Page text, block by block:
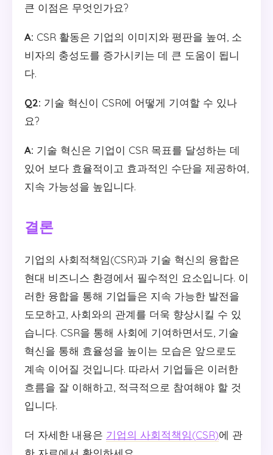
큰 이점은 무엇인가요?
A: CSR 활동은 기업의 이미지와 평판을 높여, 소
비자의 충성도를 증가시키는 데 큰 도움이 됩니
다.
Q2: 기술 혁신이 CSR에 어떻게 기여할 수 있나
요?
A: 기술 혁신은 기업이 CSR 목표를 달성하는 데
있어 보다 효율적이고 효과적인 수단을 제공하여,
지속 가능성을 높입니다.
결론
기업의 사회적책임(CSR)과 기술 혁신의 융합은
현대 비즈니스 환경에서 필수적인 요소입니다. 이
러한 융합을 통해 기업들은 지속 가능한 발전을
도모하고, 사회와의 관계를 더욱 향상시킬 수 있
습니다. CSR을 통해 사회에 기여하면서도, 기술
혁신을 통해 효율성을 높이는 모습은 앞으로도
계속 이어질 것입니다. 따라서 기업들은 이러한
흐름을 잘 이해하고, 적극적으로 참여해야 할 것
입니다.
더 자세한 내용은 기업의 사회적책임(CSR)에 관